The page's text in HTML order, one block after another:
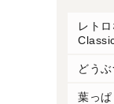
レト
どう
葉っ